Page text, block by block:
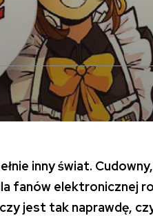
inny świat.
fanów elektronicznej
jest tak naprawdę,